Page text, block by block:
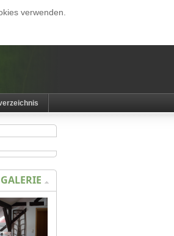
verwenden.